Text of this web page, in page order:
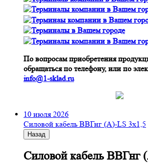
По вопросам приобретения
обращаться по телефону, или по
info@1-sklad.ru
10 июля 2026
Cиловой кабель ВВГнг (A)-LS 3х1,5
Назад
Cиловой кабель ВВГнг